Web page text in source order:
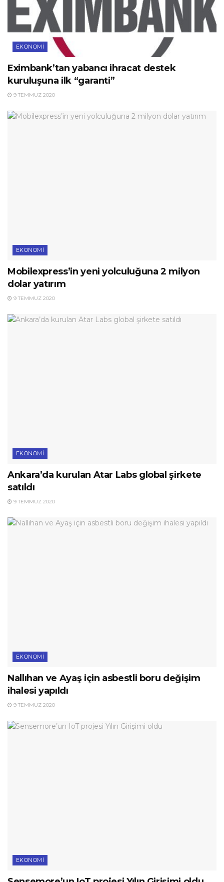
EKONOMI
Eximbank’tan yabancı ihracat destek
kuruluşuna ilk “garanti”
9 TEMMUZ 2020
EKONOMI
Mobilexpress’in yeni yolculuğuna 2 milyon
dolar yatırım
9 TEMMUZ 2020
EKONOMI
Ankara’da kurulan Atar Labs global şirkete
satıldı
9 TEMMUZ 2020
EKONOMI
Nallıhan ve Ayaş için asbestli boru değişim
ihalesi yapıldı
9 TEMMUZ 2020
EKONOMI